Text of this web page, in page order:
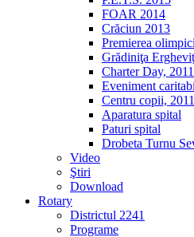
FOAR 2014
Crăciun 2013
Premierea
Grădiniţa
Charter Day, 2011
Eveniment
Centru copii, 2011
Aparatura spital
Paturi spital
Drobeta Turnu
Video
Ştiri
Download
Rotary
Districtul 2241
Programe